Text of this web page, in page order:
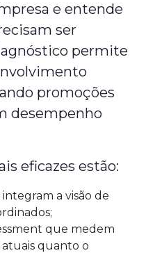
e entende
ser
permite
promoções
desempenho
eficazes estão:
a visão de
que medem
quanto o